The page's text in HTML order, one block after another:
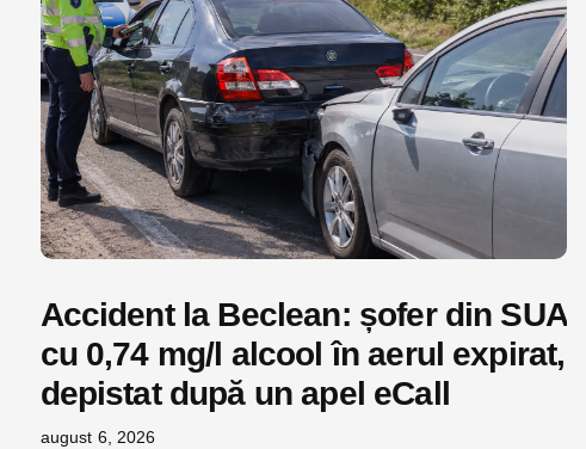
Accident la Beclean: șofer din SUA
cu 0,74 mg/l alcool în aerul expirat,
depistat după un apel eCall
august 6, 2026